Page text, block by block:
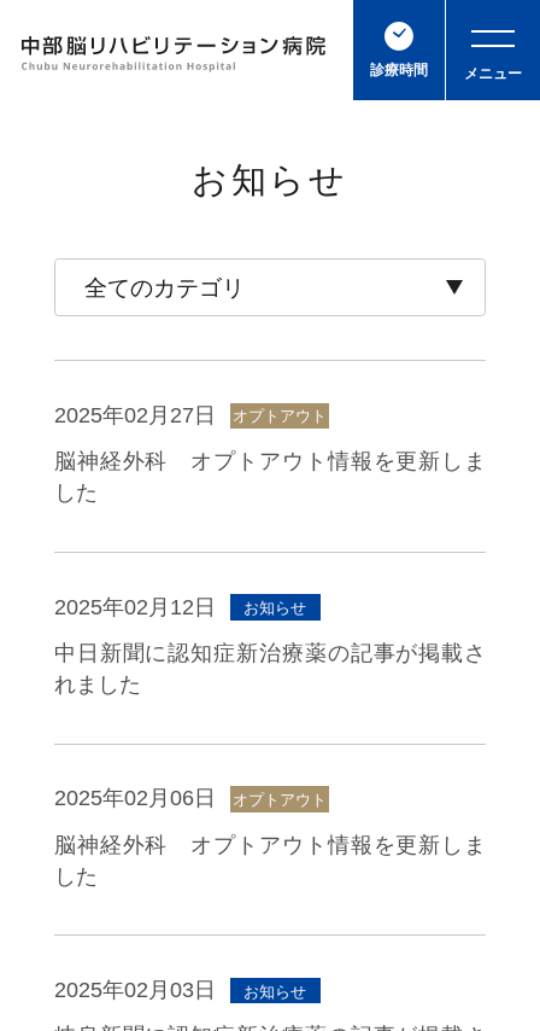
お知らせ
2025年02月27日 オプトアウト
脳神経外科 オプトアウト情報を更新しま
した
2025年02月12日 お知らせ
中日新聞に認知症新治療薬の記事が掲載さ
れました
2025年02月06日 オプトアウト
脳神経外科 オプトアウト情報を更新しま
した
2025年02月03日 お知らせ
診療時間